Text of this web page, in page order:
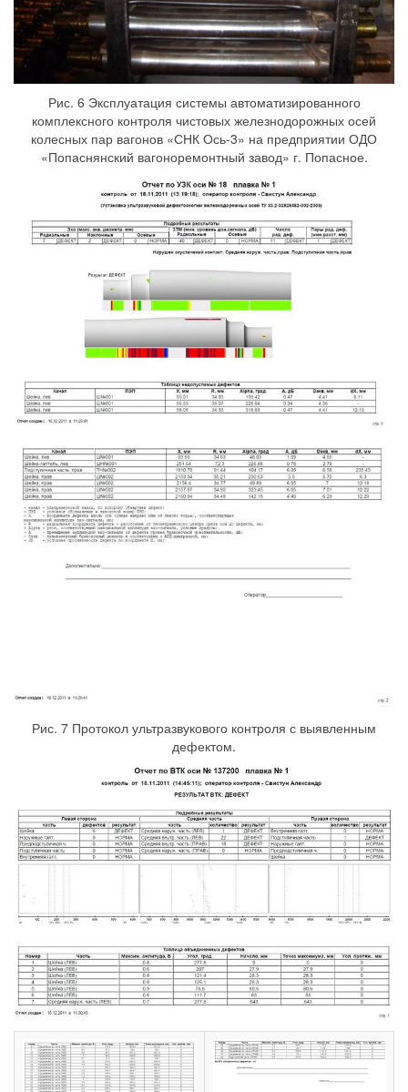
Рис. 6 Эксплуатация системы автоматизированного
комплексного контроля чистовых железнодорожных осей
колесных пар вагонов «СНК Ось-3» на предприятии ОДО
«Попаснянский вагоноремонтный завод» г. Попасное.
Рис. 7 Протокол ультразвукового контроля с выявленным
дефектом.